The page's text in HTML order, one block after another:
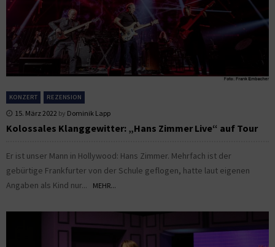
KONZERT REZENSION
15. März 2022 by Dominik Lapp
Kolossales Klanggewitter: „Hans Zimmer Live“ auf Tour
Er ist unser Mann in Hollywood: Hans Zimmer. Mehrfach ist der
gebürtige Frankfurter von der Schule geflogen, hatte laut eigenen
Angaben als Kind nur...
MEHR...